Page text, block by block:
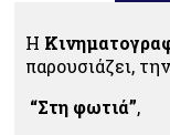
Η
παρουσιάζει,
“Στη φωτιά”,